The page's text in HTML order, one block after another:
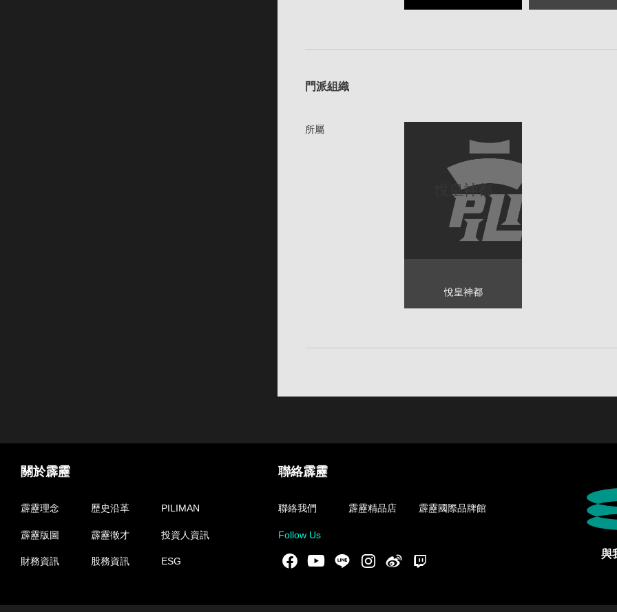
門派組織
所屬
悅皇神都
悅皇神都
關於霹靂
霹靂理念 歷史沿革 PILIMAN
霹靂版圖 霹靂徵才 投資人資訊
財務資訊 股務資訊 ESG
聯絡霹靂
聯絡我們 霹靂精品店 霹靂國際品牌館
Follow Us
Facebook
YoutubeLINE Instgram新浪微博 與